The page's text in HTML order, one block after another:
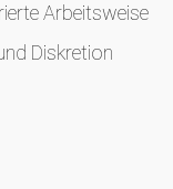
Arbeitsweise
Diskretion